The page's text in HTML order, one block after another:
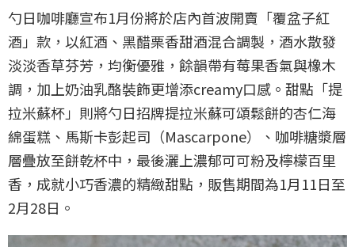
勺日咖啡廳宣布1月份將於店內首波開賣「覆盆子紅
酒」款，以紅酒、黑醋栗香甜酒混合調製，酒水散發
淡淡香草芬芳，均衡優雅，餘韻帶有莓果香氣與橡木
調，加上奶油乳酪裝飾更增添creamy口感。甜點「提
拉米蘇杯」則將勺日招牌提拉米蘇可頌鬆餅的杏仁海
綿蛋糕、馬斯卡彭起司（Mascarpone）、咖啡糖漿層
層疊放至餅乾杯中，最後灑上濃郁可可粉及檸檬百里
香，成就小巧香濃的精緻甜點，販售期間為1月11日至
2月28日。